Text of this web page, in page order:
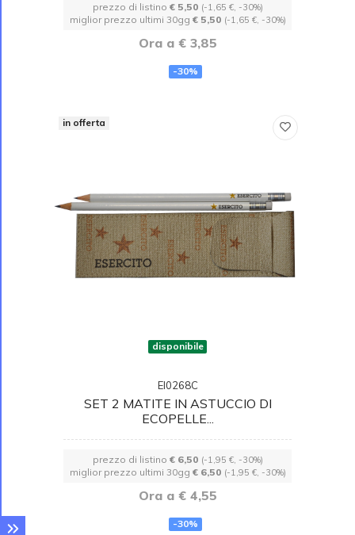
prezzo di listino € 5,50 (-1,65 €, -30%)
miglior prezzo ultimi 30gg € 5,50 (-1,65 €, -30%)
Ora a € 3,85
-30%
in offerta
disponibile
EI0268C
SET 2 MATITE IN ASTUCCIO DI
ECOPELLE...
prezzo di listino € 6,50 (-1,95 €, -30%)
miglior prezzo ultimi 30gg € 6,50 (-1,95 €, -30%)
Ora a € 4,55
-30%